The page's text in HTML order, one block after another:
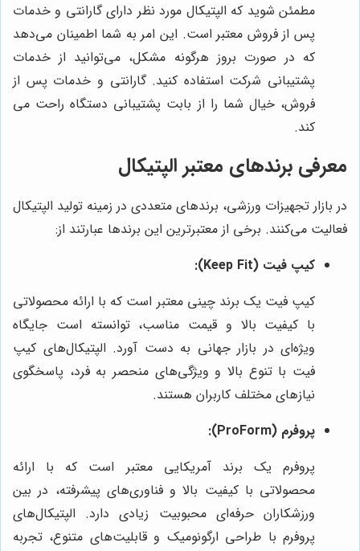
مطمئن شوید که الپتیکال مورد نظر دارای گارانتی و خدمات
پس از فروش معتبر است. این امر به شما اطمینان می‌دهد
که در صورت بروز هرگونه مشکل، می‌توانید از خدمات
پشتیبانی شرکت استفاده کنید. گارانتی و خدمات پس از
فروش، خیال شما را از بابت پشتیبانی دستگاه راحت می
کند.
معرفی برندهای معتبر الپتیکال
در بازار تجهیزات ورزشی، برندهای متعددی در زمینه تولید الپتیکال
فعالیت می‌کنند. برخی از معتبرترین این برندها عبارتند از:
کیپ فیت (Keep Fit):
کیپ فیت یک برند چینی معتبر است که با ارائه محصولاتی
با کیفیت بالا و قیمت مناسب، توانسته است جایگاه
ویژه‌ای در بازار جهانی به دست آورد. الپتیکال‌های کیپ
فیت با تنوع بالا و ویژگی‌های منحصر به فرد، پاسخگوی
نیازهای مختلف کاربران هستند.
پروفرم (ProForm):
پروفرم یک برند آمریکایی معتبر است که با ارائه
محصولاتی با کیفیت بالا و فناوری‌های پیشرفته، در بین
ورزشکاران حرفه‌ای محبوبیت زیادی دارد. الپتیکال‌های
پروفرم با طراحی ارگونومیک و قابلیت‌های متنوع، تجربه